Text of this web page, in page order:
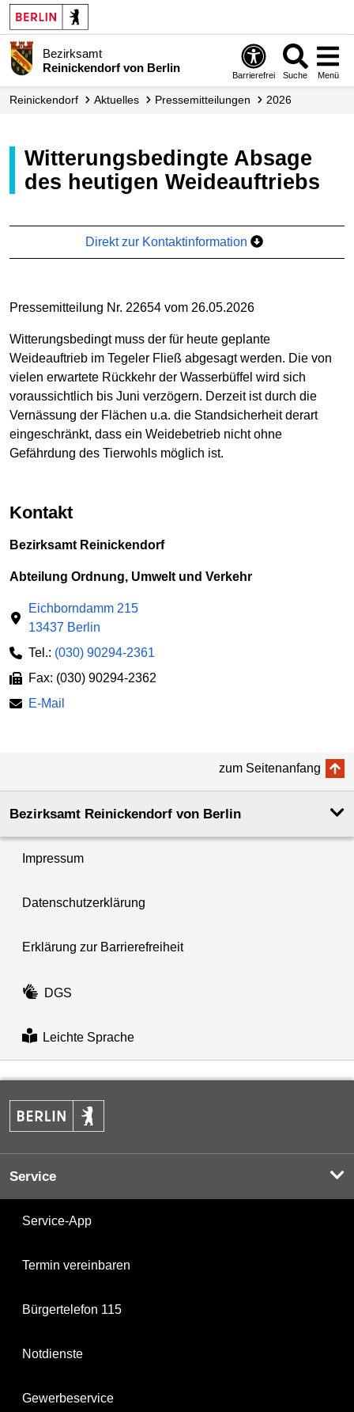
Bezirksamt
Reinickendorf von Berlin
Barrierefrei Suche Menü
Reinickendorf Aktuelles Presse­mitteilungen 2026
Witterungsbedingte Absage
des heutigen Weideauftriebs
Direkt zur Kontaktinformation
Pressemitteilung Nr. 22654 vom 26.05.2026
Witterungsbedingt muss der für heute geplante
Weideauftrieb im Tegeler Fließ abgesagt werden. Die von
vielen erwartete Rückkehr der Wasserbüffel wird sich
voraussichtlich bis Juni verzögern. Derzeit ist durch die
Vernässung der Flächen u.a. die Standsicherheit derart
eingeschränkt, dass ein Weidebetrieb nicht ohne
Gefährdung des Tierwohls möglich ist.
Kontakt
Bezirksamt Reinickendorf
Abteilung Ordnung, Umwelt und Verkehr
Eichborndamm 215
13437 Berlin
Tel.: (030) 90294-2361
Fax: (030) 90294-2362
E-Mail
zum Seitenanfang
Bezirksamt Reinickendorf von Berlin
Impressum
Datenschutzerklärung
Erklärung zur Barrierefreiheit
DGS
Leichte Sprache
Service
Service-App
Termin vereinbaren
Bürgertelefon 115
Notdienste
Gewerbeservice